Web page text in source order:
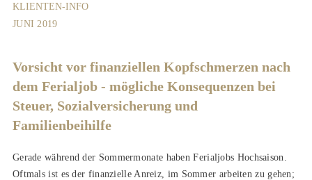
KLIENTEN-INFO
JUNI 2019
Vorsicht vor finanziellen Kopfschmerzen nach
dem Ferialjob - mögliche Konsequenzen bei
Steuer, Sozialversicherung und
Familienbeihilfe
Gerade während der Sommermonate haben Ferialjobs Hochsaison.
Oftmals ist es der finanzielle Anreiz, im Sommer arbeiten zu gehen;